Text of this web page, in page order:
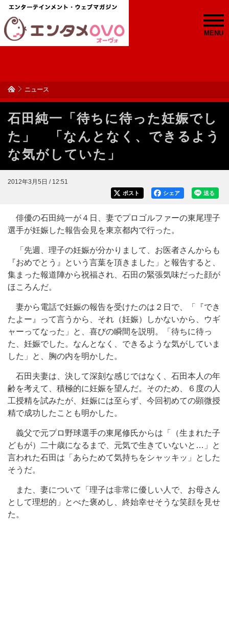
MENU
ニュース
石田純一「待ちに待った妊娠でし
た」 「なんとなく、できるよう
な気がしていた」
2012年3月5日 / 12:51
送る
シェア
ポスト
俳優の石田純一が４日、妻でプロゴルファーの東尾理子
選手が妊娠した報告会見を東京都内で行った。
「先週、理子の妊娠が分かりまして、お医者さんからも
『おめでとう』という言葉を頂きました」と報告すると、
集まった報道陣から祝福され、石田の緊張気味だった顔が
ほころんだ。
妻から電話で妊娠の報告を受けたのは２日で、「『でき
たよー』って言うから、それ（妊娠）しかないから、ウギ
ャーってなった」と、喜びの瞬間を説明。「待ちに待っ
た、妊娠でした。なんとなく、できるような気がしていま
した」と、胸の内を明かした。
石田夫妻は、決して深刻な感じではなく、石田本人の年
齢を考えて、積極的に妊娠を望んだ。そのため、６度の人
工授精を試みたが、妊娠には至らず、今回初めての顕微授
精で成功したことも明かした。
義父で元プロ野球選手の東尾修氏からは「（生まれた子
どもが）二十歳になるまで、元気で生きていないと…」と
言われた石田は「あらためて気持ちをシャッキッ」とした
そうだ。
また、妻について「理子は非常に優しい人で、お母さん
として理想的」とべた褒めし、終始幸せそうな笑顔を見せ
た。